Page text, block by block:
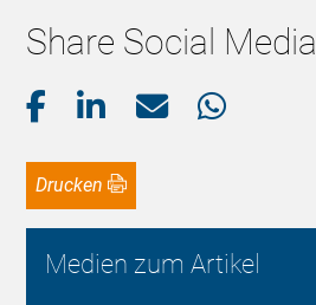
Share Social Media
Drucken
Medien zum Artikel